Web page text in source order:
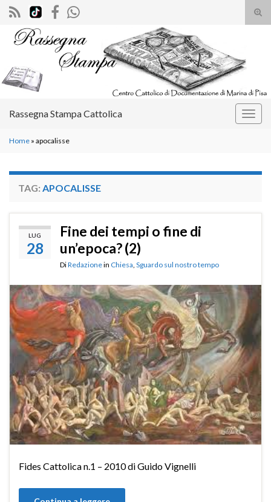
il
Search for:
Rassegna Stampa Cattolica
Home » apocalisse
TAG: APOCALISSE
LUG
28
Fine dei tempi o fine di
un’epoca? (2)
DiRedazionein Chiesa Sguardo sul nostro tempo
Fides Cattolica n.1 – 2010 di Guido Vignelli